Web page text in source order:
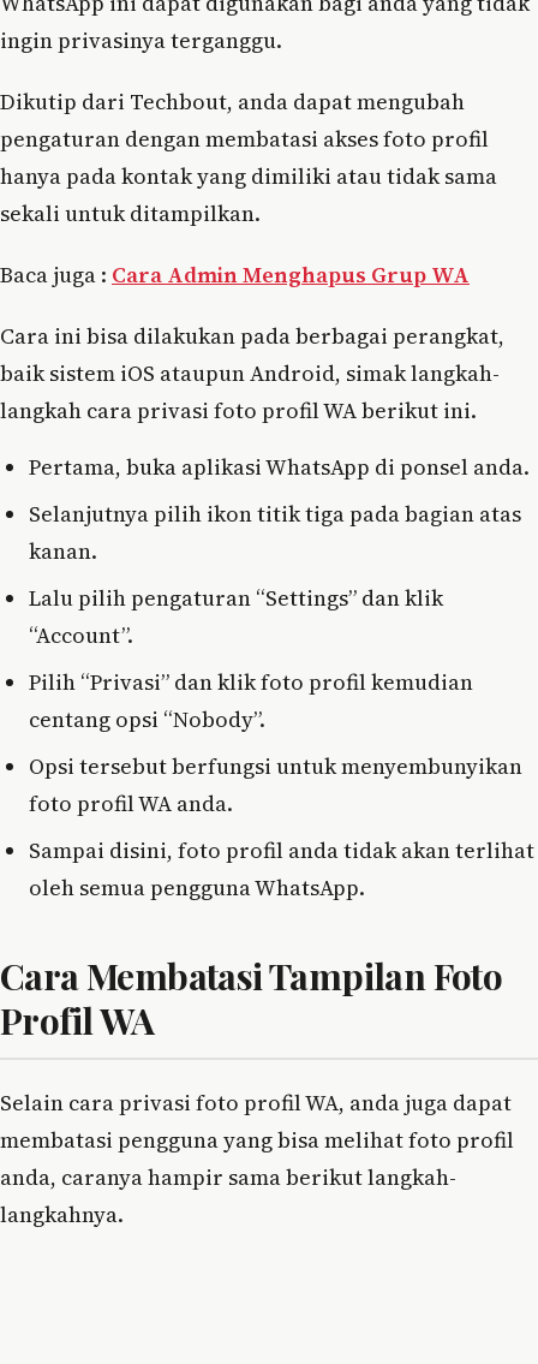
ingin privasinya terganggu.
Dikutip dari Techbout, anda dapat mengubah
pengaturan dengan membatasi akses foto profil
hanya pada kontak yang dimiliki atau tidak sama
sekali untuk ditampilkan.
Baca juga : Cara Admin Menghapus Grup WA
Cara ini bisa dilakukan pada berbagai perangkat,
baik sistem iOS ataupun Android, simak langkah-
langkah cara privasi foto profil WA berikut ini.
Pertama, buka aplikasi WhatsApp di ponsel anda.
Selanjutnya pilih ikon titik tiga pada bagian atas
kanan.
Lalu pilih pengaturan “Settings” dan klik
“Account”.
Pilih “Privasi” dan klik foto profil kemudian
centang opsi “Nobody”.
Opsi tersebut berfungsi untuk menyembunyikan
foto profil WA anda.
Sampai disini, foto profil anda tidak akan terlihat
oleh semua pengguna WhatsApp.
Cara Membatasi Tampilan Foto
Profil WA
Selain cara privasi foto profil WA, anda juga dapat
membatasi pengguna yang bisa melihat foto profil
anda, caranya hampir sama berikut langkah-
langkahnya.